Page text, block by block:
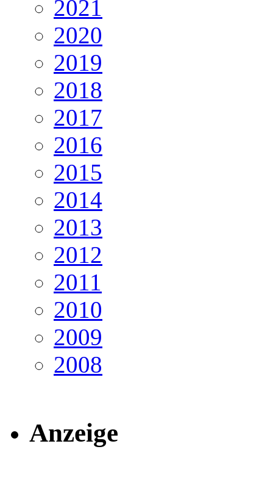
2021
2020
2019
2018
2017
2016
2015
2014
2013
2012
2011
2010
2009
2008
Anzeige